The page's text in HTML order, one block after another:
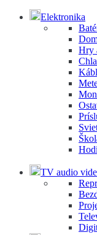
Elektronika
Hry
TV audio